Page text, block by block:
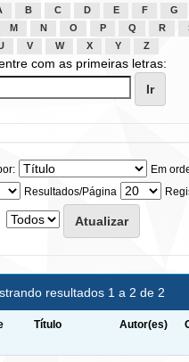
B C D E F G
M N O P Q R
V W X Y Z
com as primeiras letras:
Em
Resultados/Página
resultados 1 a 2 de 2
Título Autor(es)